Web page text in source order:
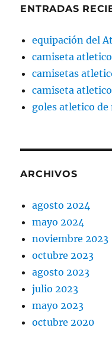
ENTRADAS
equipación del
camiseta
camisetas
camiseta
goles atletico de
ARCHIVOS
agosto 2024
mayo 2024
noviembre 2023
octubre 2023
agosto 2023
julio 2023
mayo 2023
octubre 2020